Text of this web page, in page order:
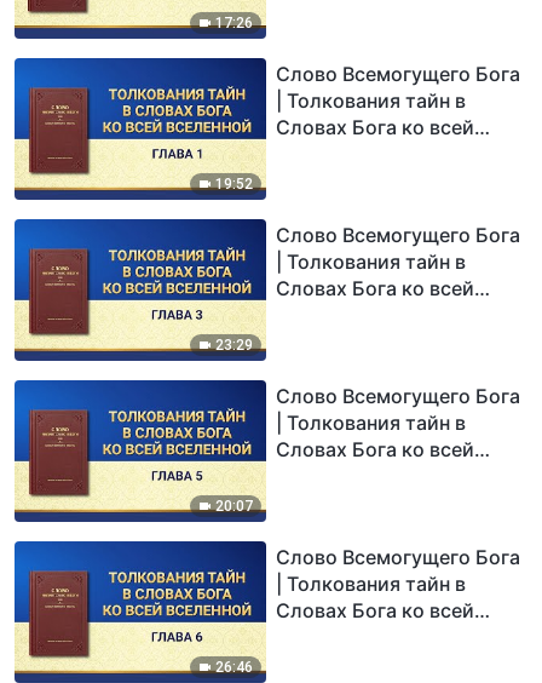
17:26
19:52
Слово Всемогущего Бога
| Толкования тайн в
Словах Бога ко всей
23:29
Слово Всемогущего Бога
| Толкования тайн в
Словах Бога ко всей
20:07
Слово Всемогущего Бога
| Толкования тайн в
Словах Бога ко всей
26:46
Слово Всемогущего Бога
| Толкования тайн в
Словах Бога ко всей